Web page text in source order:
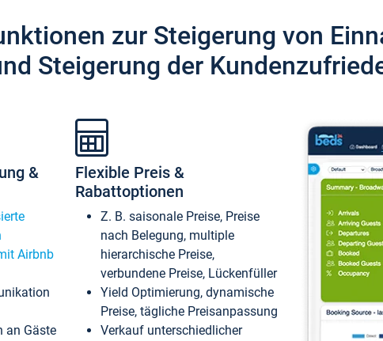
zur Steigerung von
Steigerung der
&
Airbnb
an Gäste
Flexible Preis &
Rabattoptionen
Z. B. saisonale Preise, Preise
nach Belegung, multiple
hierarchische Preise,
verbundene Preise, Lückenfüller
Yield Optimierung, dynamische
Preise, tägliche Preisanpassung
Verkauf unterschiedlicher